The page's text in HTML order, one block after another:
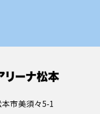
市美須々5-1